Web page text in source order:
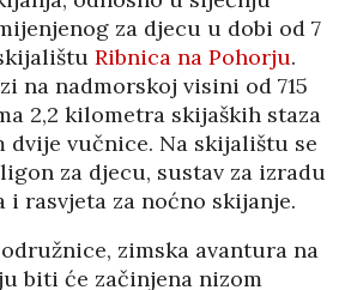
za djecu u dobi od 7
Ribnica na Pohorju.
na nadmorskoj visini od 715
2,2 kilometra skijaških staza
dvije vučnice. Na skijalištu se
za djecu, sustav za izradu
i rasvjeta za noćno skijanje.
zimska avantura na
biti će začinjena nizom